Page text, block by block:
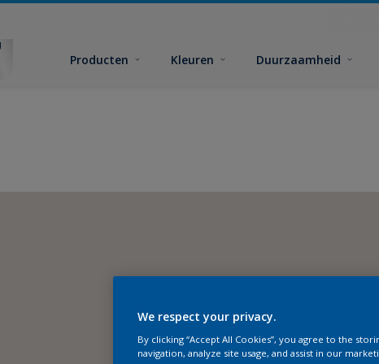
Producten Kleuren Duurzaamheid
We respect your privacy.
By clicking “Accept All Cookies”, you agree to the
navigation, analyze site usage, and assist in our